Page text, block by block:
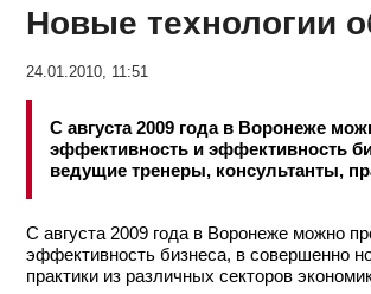
Новые технологии
24.01.2010, 11:51
С августа 2009 года в Воронеже
эффективность и эффективность
ведущие тренеры, консультанты,
С августа 2009 года в Воронеже можно
эффективность бизнеса, в совершенно
практики из различных секторов